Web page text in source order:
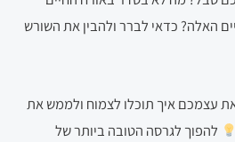
האלה? כדאי לברר ולהבין את השורש
עצמכם איך תוכלו לצמוח ולממש את
להפוך לגרסה הטובה ביותר של